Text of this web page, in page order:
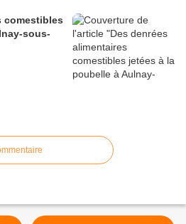
comestibles
sous-